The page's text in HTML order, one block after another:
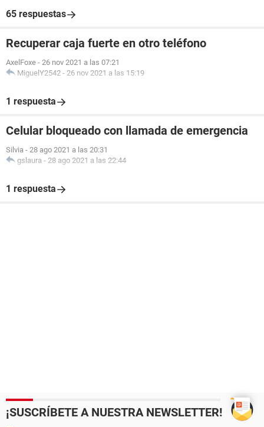
65 respuestas
Recuperar caja fuerte en otro teléfono
AxelFoxe - 26 nov 2021 a las 07:21
MiguelY2542 - 26 nov 2021 a las 15:19
1 respuesta
Celular bloqueado con llamada de emergencia
Silvia - 28 ago 2021 a las 20:31
gslaura - 28 ago 2021 a las 22:44
1 respuesta
¡SUSCRÍBETE A NUESTRA NEWSLETTER!